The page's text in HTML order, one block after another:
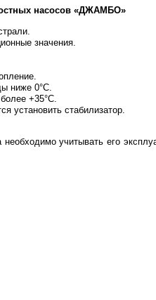
насосов «ДЖАМБО»
значения.
ниже 0°С.
+35°С.
установить стабилизатор.
необходимо учитывать его